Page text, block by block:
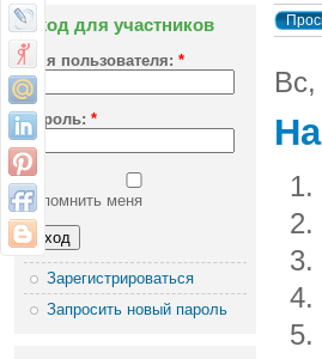
Вход для участников
Имя пользователя: *
Пароль: *
Запомнить меня
Зарегистрироваться
Запросить новый пароль